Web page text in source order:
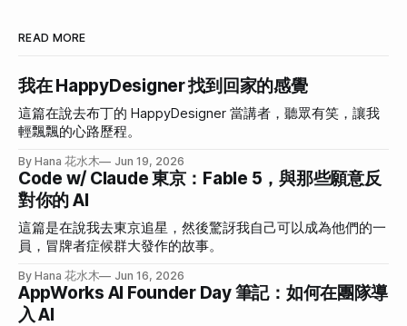
READ MORE
我在 HappyDesigner 找到回家的感覺
這篇在說去布丁的 HappyDesigner 當講者，聽眾有笑，讓我
輕飄飄的心路歷程。
By Hana 花水木 Jun 19, 2026
Code w/ Claude 東京：Fable 5，與那些願意反
對你的 AI
這篇是在說我去東京追星，然後驚訝我自己可以成為他們的一
員，冒牌者症候群大發作的故事。
By Hana 花水木 Jun 16, 2026
AppWorks AI Founder Day 筆記：如何在團隊導
入 AI